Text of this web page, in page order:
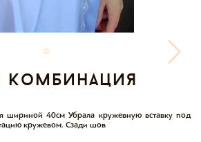
комбинация
шириной 40см Убрала кружевную вставку под
кружевом. Сзади шов